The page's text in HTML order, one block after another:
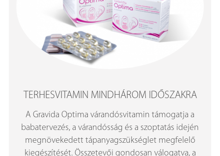
TERHESVITAMIN MINDHÁROM IDŐSZAKRA
A Gravida Optima várandósvitamin támogatja a
babatervezés, a várandósság és a szoptatás idején
megnövekedett tápanyagszükséglet megfelelő
kiegészítését. Összetevői gondosan válogatva, a